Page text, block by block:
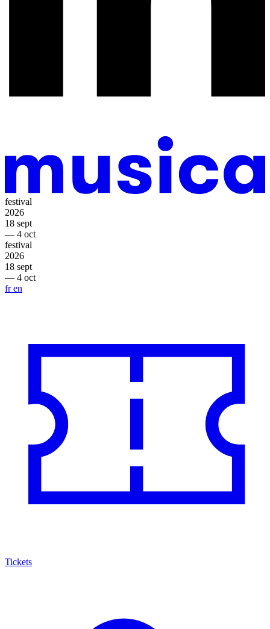
festival
2026
18 sept
— 4 oct
festival
2026
18 sept
— 4 oct
fren
Tickets